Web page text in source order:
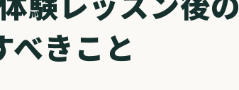
きこと